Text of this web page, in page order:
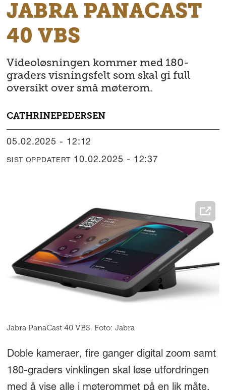
JABRA PANACAST
40 VBS
Videoløsningen kommer med 180-
graders visningsfelt som skal gi full
oversikt over små møterom.
CATHRINEPEDERSEN
05.02.2025 - 12:12
SIST OPPDATERT 10.02.2025 - 12:37
Jabra PanaCast 40 VBS. Foto: Jabra
Doble kameraer, fire ganger digital zoom samt
180-graders vinklingen skal løse utfordringen
med å vise alle i møterommet på en lik måte,